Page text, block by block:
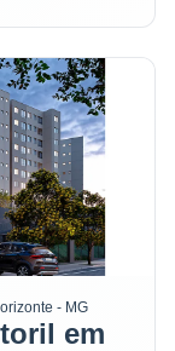
- MG
em